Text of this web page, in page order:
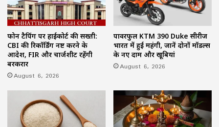
फोन टैपिंग पर हाईकोर्ट की सख्ती:
CBI की रिकॉर्डिंग नष्ट करने के
आदेश, FIR और चार्जशीट रहेंगी
बरकरार
August 6, 2026
पावरफुल KTM 390 Duke सीरीज
भारत में हुई महंगी, जानें दोनों मॉडल्स
के नए दाम और खूबियां
August 6, 2026